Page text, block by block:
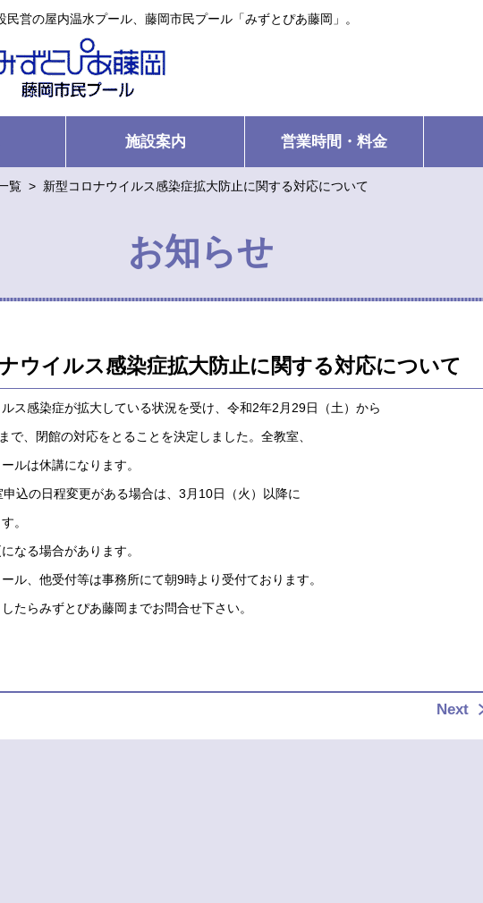
民営の屋内温水プール、藤岡市民プール「みずとぴあ藤岡」。
施設案内 営業時間・料金
覧 > 新型コロナウイルス感染症拡大防止に関する対応について
お知らせ
ウイルス感染症拡大防止に関する対応について
ス感染症が拡大している状況を受け、令和2年2月29日（土）から
で、閉館の対応をとることを決定しました。全教室、
ルは休講になります。
込の日程変更がある場合は、3月10日（火）以降に
。
なる場合があります。
ル、他受付等は事務所にて朝9時より受付ております。
たらみずとぴあ藤岡までお問合せ下さい。
Next